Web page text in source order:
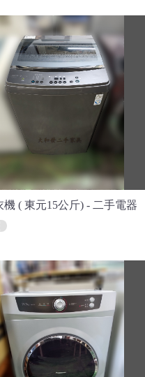
機 ( 東元15公斤) - 二手電器